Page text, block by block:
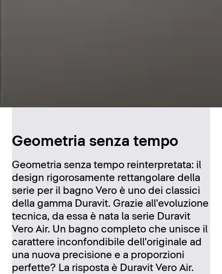
Geometria senza tempo
Geometria senza tempo reinterpretata: il
design rigorosamente rettangolare della
serie per il bagno Vero è uno dei classici
della gamma Duravit. Grazie all'evoluzione
tecnica, da essa è nata la serie Duravit
Vero Air. Un bagno completo che unisce il
carattere inconfondibile dell'originale ad
una nuova precisione e a proporzioni
perfette? La risposta è Duravit Vero Air.